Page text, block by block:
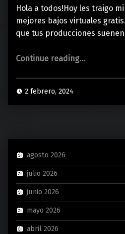
Hola a todos!Hoy les traigo
mejores bajos virtuales
que tus producciones
Continue reading“5 MEJORES PLUGINS de BAJO GRATIS | TOP 5 BASS VST”
…
2 febrero, 2024
agosto 2026
julio 2026
junio 2026
mayo 2026
abril 2026